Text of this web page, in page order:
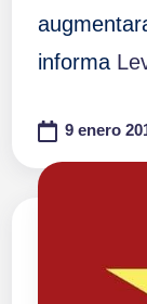
informa
9 enero